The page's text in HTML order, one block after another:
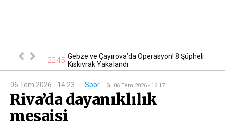
hayatını 22:45 Gebze ve Çayırova’da Operasyon! 8 Şüpheli
Kıskıvrak Yakalandı
06 Tem 2026 - 14:23 - Spor G: 06 Tem 2026 - 16:17
Riva’da dayanıklılık
mesaisi